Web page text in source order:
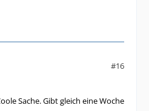
#16
Sache. Gibt gleich eine Woche